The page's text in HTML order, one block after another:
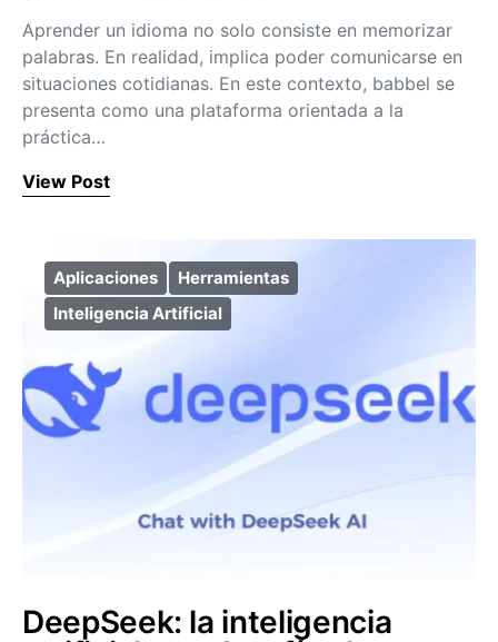
Aprender un idioma no solo consiste en memorizar
palabras. En realidad, implica poder comunicarse en
situaciones cotidianas. En este contexto, babbel se
presenta como una plataforma orientada a la
práctica…
View Post
Aplicaciones
Herramientas
Inteligencia Artificial
DeepSeek: la inteligencia